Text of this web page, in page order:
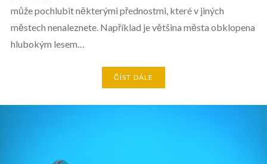
může pochlubit některými přednostmi, které v jiných
městech nenaleznete. Například je většina města obklopena
hlubokým lesem…
ČÍST DÁLE